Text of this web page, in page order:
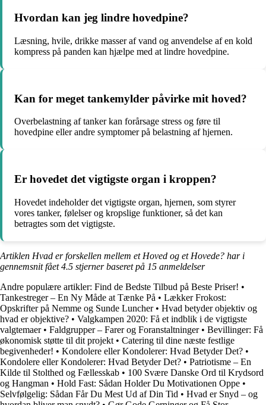
Hvordan kan jeg lindre hovedpine?
Læsning, hvile, drikke masser af vand og anvendelse af en kold
kompress på panden kan hjælpe med at lindre hovedpine.
Kan for meget tankemylder påvirke mit hoved?
Overbelastning af tanker kan forårsage stress og føre til
hovedpine eller andre symptomer på belastning af hjernen.
Er hovedet det vigtigste organ i kroppen?
Hovedet indeholder det vigtigste organ, hjernen, som styrer
vores tanker, følelser og kropslige funktioner, så det kan
betragtes som det vigtigste.
Artiklen Hvad er forskellen mellem et Hoved og et Hovede? har i
gennemsnit fået4.5 stjerner baseret på 15 anmeldelser
Andre populære artikler: Find de Bedste Tilbud på Beste Priser! •
Tankestreger – En Ny Måde at Tænke På • Lækker Frokost:
Opskrifter på Nemme og Sunde Luncher• Hvad betyder objektiv og
hvad er objektive? • Valgkampen 2020: Få et indblik i de vigtigste
valgtemaer• Faldgrupper – Farer og Foranstaltninger• Bevillinger: Få
økonomisk støtte til dit projekt • Catering til dine næste festlige
begivenheder! • Kondolere eller Kondolerer: Hvad Betyder Det? •
Kondolere eller Kondolerer: Hvad Betyder Det? • Patriotisme – En
Kilde til Stolthed og Fællesskab • 100 Svære Danske Ord til Krydsord
og Hangman • Hold Fast: Sådan Holder Du Motivationen Oppe •
Selvfølgelig: Sådan Får Du Mest Ud af Din Tid • Hvad er Snyd – og